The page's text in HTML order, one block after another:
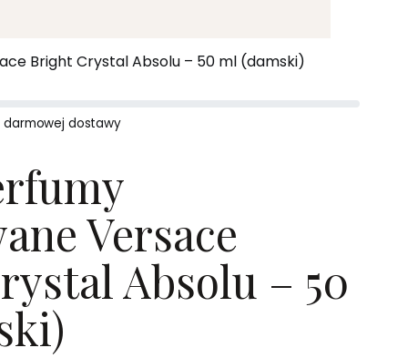
Bright Crystal Absolu – 50 ml (damski)
dostawy
Versace
Absolu – 50